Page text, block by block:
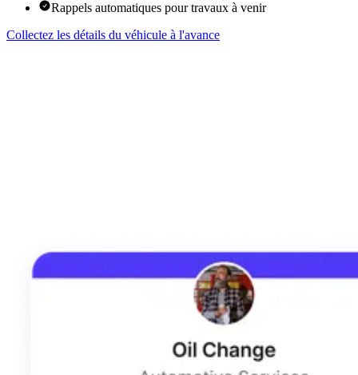
Rappels automatiques pour travaux à venir
Collectez les détails du véhicule à l'avance